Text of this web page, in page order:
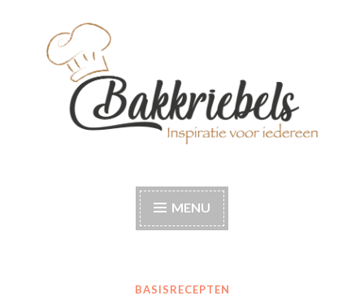
Bakkriebels
MENU
BASISRECEPTEN